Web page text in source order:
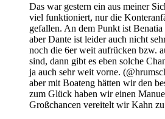
Das war gestern ein aus meiner
viel funktioniert, nur die
gefallen. An dem Punkt ist Benatia
aber Dante ist leider auch nicht
noch die 6er weit aufrücken bzw.
sind, dann gibt es eben solche
ja auch sehr weit vorne.
aber mit Boateng hätten wir den
zum Glück haben wir einen
Großchancen vereitelt wir Kahn